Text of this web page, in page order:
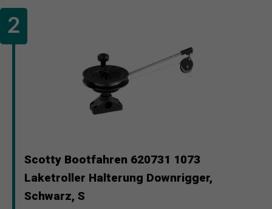
Scotty Bootfahren 620731 1073
Laketroller Halterung Downrigger,
Schwarz, S